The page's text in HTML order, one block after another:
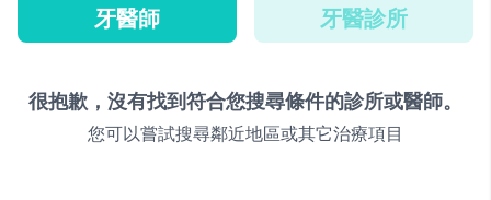
牙醫師 牙醫診所
很抱歉，沒有找到符合您搜尋條件的診所或醫師。
您可以嘗試搜尋鄰近地區或其它治療項目